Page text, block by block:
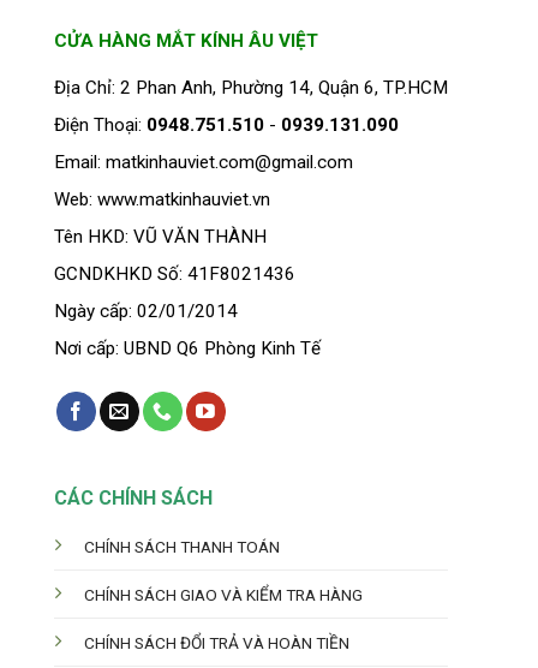
CỬA HÀNG MẮT KÍNH ÂU VIỆT
Địa Chỉ: 2 Phan Anh, Phường 14, Quận 6, TP.HCM
Điện Thoại: 0948.751.510 - 0939.131.090
Email: matkinhauviet.com@gmail.com
Web: www.matkinhauviet.vn
Tên HKD: VŨ VĂN THÀNH
GCNDKHKD Số: 41F8021436
Ngày cấp: 02/01/2014
Nơi cấp: UBND Q6 Phòng Kinh Tế
CÁC CHÍNH SÁCH
CHÍNH SÁCH THANH TOÁN
CHÍNH SÁCH GIAO VÀ KIỂM TRA HÀNG
CHÍNH SÁCH ĐỔI TRẢ VÀ HOÀN TIỀN